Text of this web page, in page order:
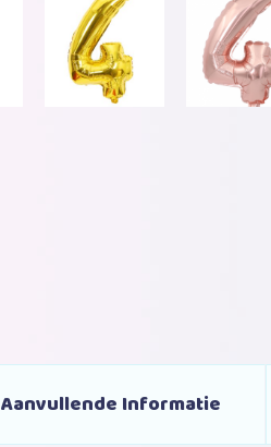
Aanvullende Informatie